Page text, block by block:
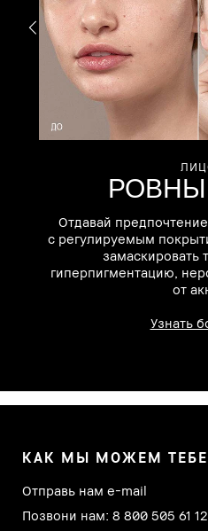
Отдавай
с регулируемым
замаскировать
гиперпигментацию,
от
Узнать
КАК МЫ МОЖЕМ
Отправь нам e-mail
Позвони нам: 8 800 505 61 12